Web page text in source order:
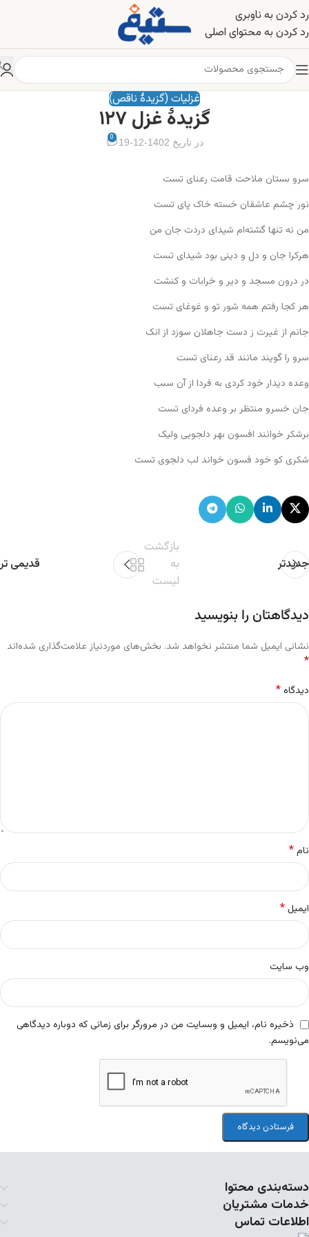
رد کردن به ناوبری
رد کردن به محتوای اصلی
غزلیات (گزیدهٔ ناقص)
گزیدهٔ غزل ۱۲۷
در تاریخ 1402-12-19 0
سرو بستان ملاحت قامت رعنای تست
نور چشم عاشقان خسته خاک پای تست
من نه تنها گشته‌ام شیدای دردت جان من
هرکرا جان و دل و دینی بود شیدای تست
در درون مسجد و دیر و خرابات و کنشت
هر کجا رفتم همه شور تو و غوغای تست
جانم از غیرت ز دست جاهلان سوزد از انک
سرو را گویند مانند قد رعنای تست
وعده دیدار خود کردی به فردا از آن سبب
جان خسرو منتظر بر وعده فردای تست
برشکر خوانند افسون بهر دلجویی ولیک
شکری کو خود فسون خواند لب دلجوی تست
جدیدتر
بازگشت
به
لیست
قدیمی تر
دیدگاهتان را بنویسید
نشانی ایمیل شما منتشر نخواهد شد. بخش‌های موردنیاز علامت‌گذاری شده‌اند
*
دیدگاه*
نام*
ایمیل*
وب‌ سایت
ذخیره نام، ایمیل و وبسایت من در مرورگر برای زمانی که دوباره دیدگاهی
می‌نویسم.
دسته‌بندی محتوا
خدمات مشتریان
اطلاعات تماس